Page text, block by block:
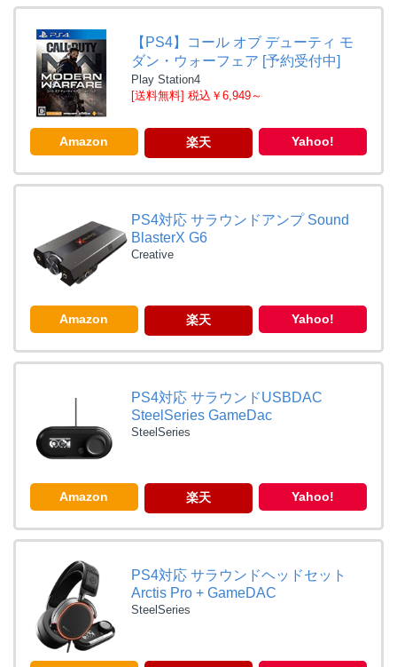
【PS4】コール オブ デューティ モ
ダン・ウォーフェア [予約受付中]
Play Station4
[送料無料] 税込￥6,949～
Amazon 楽天 Yahoo!
PS4対応 サラウンドアンプ Sound
BlasterX G6
Creative
Amazon 楽天 Yahoo!
PS4対応 サラウンドUSBDAC
SteelSeries GameDac
SteelSeries
Amazon 楽天 Yahoo!
PS4対応 サラウンドヘッドセット
Arctis Pro + GameDAC
SteelSeries